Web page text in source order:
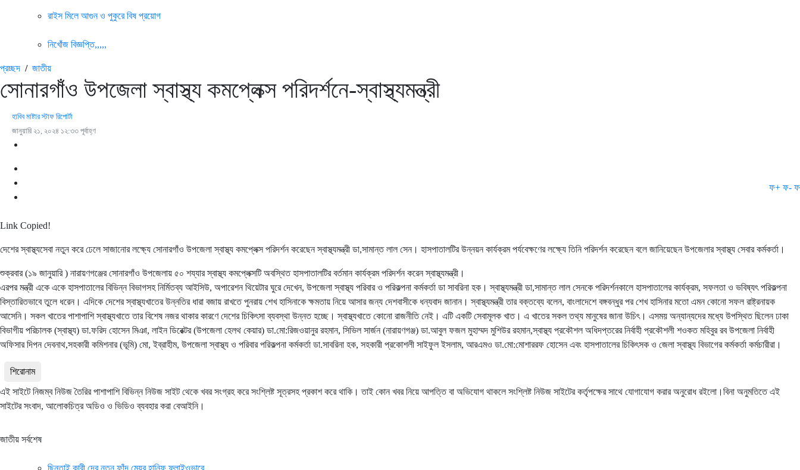
রাইস মিলে আগুন ও পুকুরে বিষ প্রয়োগ
নিখোঁজ বিজ্ঞপ্তি,,,,,
প্রচ্ছদ / জাতীয়
সোনারগাঁও উপজেলা স্বাস্থ্য কমপ্লেক্স পরিদর্শনে-স্বাস্থ্যমন্ত্রী
হাবিব মাষ্টার স্টাফ রিপোর্টা
জানুয়ারি ২১, ২০২৪ ১২:৩৩ পূর্বাহ্ণ
ফ+ ফ- ফ
Link Copied!
দেশের স্বাস্থ্যসেবা নতুন করে ঢেলে সাজানোর লক্ষ্যে সোনারগাঁও উপজেলা স্বাস্থ্য কমপ্লেক্স পরিদর্শন করেছেন স্বাস্থ্যমন্ত্রী ডা,সামান্ত লাল সেন। হাসপাতালটির উন্নয়ন কার্যক্রম পর্যবেক্ষণের লক্ষ্যে তিনি পরিদর্শন করেছেন বলে জানিয়েছেন উপজেলার স্বাস্থ্য সেবার কর্মকর্তা।
শুক্রবার (১৯ জানুয়ারি ) নারায়ণগঞ্জের সোনারগাঁও উপজেলায় ৫০ শয্যার স্বাস্থ্য কমপ্লেক্সটি অবস্থিত হাসপাতালটির বর্তমান কার্যক্রম পরিদর্শন করেন স্বাস্থ্যমন্ত্রী।
এরপর মন্ত্রী একে একে হাসপাতালের বিভিন্ন বিভাগসহ নির্মিতব্য আইসিউ, অপারেশন থিয়েটার ঘুরে দেখেন, উপজেলা স্বাস্থ্য পরিবার ও পরিকল্পনা কর্মকর্তা ডা সাবরিনা হক। স্বাস্থ্যমন্ত্রী ডা,সামান্ত লাল সেনকে পরিদর্শনকালে হাসপাতালের কার্যক্রম, সফলতা ও ভবিষ্যৎ পরিকল্পনা
বিস্তারিতভাবে তুলে ধরেন। এদিকে দেশের স্বাস্থ্যখাতের উন্নতির ধারা বজায় রাখতে পুনরায় শেখ হাসিনাকে ক্ষমতায় নিয়ে আসার জন্য দেশবাসীকে ধন্যবাদ জানান। স্বাস্থ্যমন্ত্রী তার বক্তব্যে বলেন, বাংলাদেশে বঙ্গবন্ধুর পর শেখ হাসিনার মতো এমন কোনো সফল রাষ্ট্রনায়ক
আসেনি। সকল খাতের পাশাপাশি স্বাস্থ্যখাতে তার বিশেষ নজর থাকার কারণে দেশের চিকিৎসা ব্যবস্থা উন্নত হচ্ছে। স্বাস্থ্যখাতে কোনো রাজনীতি নেই। এটি একটি সেবামূলক খাত। এ খাতের সকল তথ্য মানুষের জানা উচিৎ। এসময় অন্যান্যদের মধ্যে উপস্থিত ছিলেন ঢাকা
বিভাগীয় পরিচালক (স্বাস্থ্য) ডা.ফরিদ হোসেন মিঞা, লাইন ডিরেক্টর (উপজেলা হেলথ কেয়ার) ডা.মো:রিজওয়ানুর রহমান, সিভিল সার্জন (নারায়ণগঞ্জ) ডা.আবুল ফজল মুহাম্মদ মুশিউর রহমান,স্বাস্থ্য প্রকৌশল অধিদপ্তরের নির্বাহী প্রকৌশলী শওকত মহিবুর রব উপজেলা নির্বাহী
অফিসার দিপন দেবনাথ,সহকারী কমিশনার (ভূমি) মো, ইব্রাহীম, উপজেলা স্বাস্থ্য ও পরিবার পরিকল্পনা কর্মকর্তা ডা.সাবরিনা হক, সহকারী প্রকোশলী সাইফুল ইসলাম, আরএমও ডা.মো:মোশাররফ হোসেন এবং হাসপাতালের চিকিৎসক ও জেলা স্বাস্থ্য বিভাগের কর্মকর্তা কর্মচারীরা।
শিরোনাম
এই সাইটে নিজম্ব নিউজ তৈরির পাশাপাশি বিভিন্ন নিউজ সাইট থেকে খবর সংগ্রহ করে সংশ্লিষ্ট সূত্রসহ প্রকাশ করে থাকি। তাই কোন খবর নিয়ে আপত্তি বা অভিযোগ থাকলে সংশ্লিষ্ট নিউজ সাইটের কর্তৃপক্ষের সাথে যোগাযোগ করার অনুরোধ রইলো।বিনা অনুমতিতে এই
সাইটের সংবাদ, আলোকচিত্র অডিও ও ভিডিও ব্যবহার করা বেআইনি।
জাতীয় সর্বশেষ
ছিনতাই কারী দের নতুন ফাঁদ মেয়র হানিফ ফ্লাইওভারে